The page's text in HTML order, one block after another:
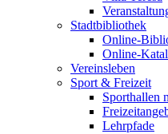
Stadtbibliothek
Online-
Online-
Vereinsleben
Sport & Freizeit
Sporthallen
Lehrpfade